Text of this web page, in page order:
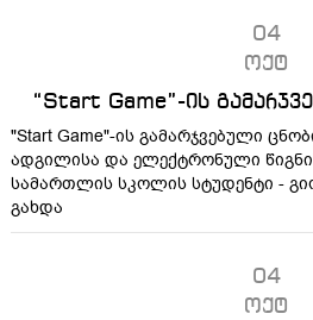
04
ოქტ
“Start Game”-ის
"Start Game"-ის გამარჯვებული
ადგილისა და ელექტრონული
სამართლის სკოლის სტუდენტი -
გახდა
04
ოქტ